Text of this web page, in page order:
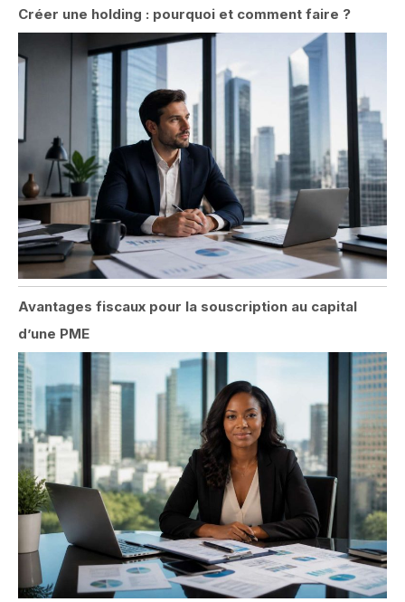
Créer une holding : pourquoi et comment faire ?
Avantages fiscaux pour la souscription au capital
d’une PME